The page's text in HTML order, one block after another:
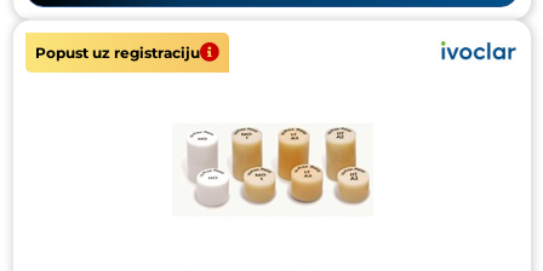
Popust uz registraciju